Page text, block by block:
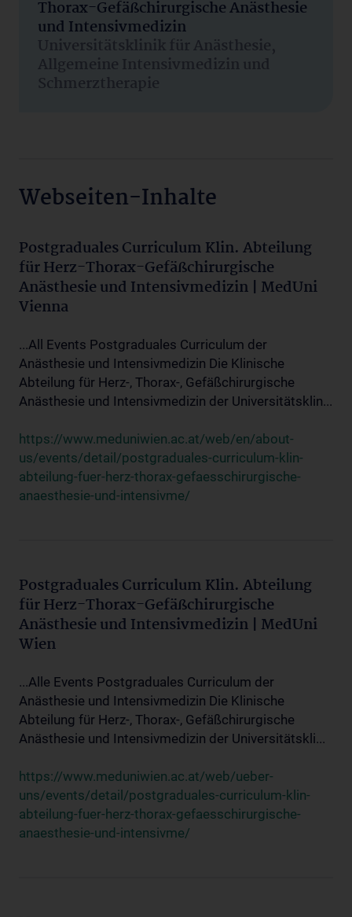
Thorax-Gefäßchirurgische Anästhesie
und Intensivmedizin
Universitätsklinik für Anästhesie,
Allgemeine Intensivmedizin und
Schmerztherapie
Webseiten-Inhalte
Postgraduales Curriculum Klin. Abteilung
für Herz-Thorax-Gefäßchirurgische
Anästhesie und Intensivmedizin | MedUni
Vienna
...All Events Postgraduales Curriculum der
Anästhesie und Intensivmedizin Die Klinische
Abteilung für Herz-, Thorax-, Gefäßchirurgische
Anästhesie und Intensivmedizin der Universitätsklin...
https://www.meduniwien.ac.at/web/en/about-
us/events/detail/postgraduales-curriculum-klin-
abteilung-fuer-herz-thorax-gefaesschirurgische-
anaesthesie-und-intensivme/
Postgraduales Curriculum Klin. Abteilung
für Herz-Thorax-Gefäßchirurgische
Anästhesie und Intensivmedizin | MedUni
Wien
...Alle Events Postgraduales Curriculum der
Anästhesie und Intensivmedizin Die Klinische
Abteilung für Herz-, Thorax-, Gefäßchirurgische
Anästhesie und Intensivmedizin der Universitätskli...
https://www.meduniwien.ac.at/web/ueber-
uns/events/detail/postgraduales-curriculum-klin-
abteilung-fuer-herz-thorax-gefaesschirurgische-
anaesthesie-und-intensivme/